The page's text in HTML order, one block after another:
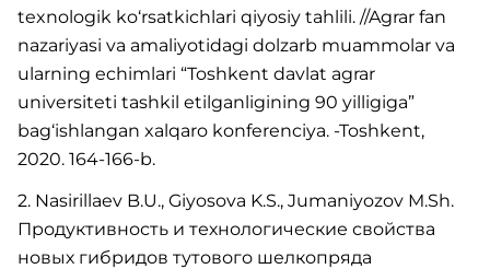
texnologik ko‘rsatkichlari qiyosiy tahlili. //Agrar fan
nazariyasi va amaliyotidagi dolzarb muammolar va
ularning echimlari “Toshkent davlat agrar
universiteti tashkil etilganligining 90 yilligiga”
bag‘ishlangan xalqaro konferenciya. -Toshkent,
2020. 164-166-b.
2. Nasirillaev B.U., Giyosova K.S., Jumaniyozov M.Sh.
Продуктивность и технологические свойства
новых гибридов тутового шелкопряда